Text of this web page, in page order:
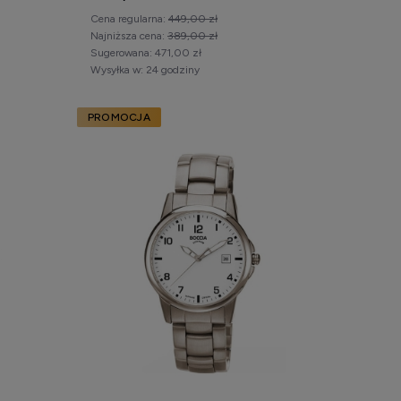
Cena regularna: 449,00 zł
Najniższa cena: 389,00 zł
Wysyłka w: 24 godziny
Sugerowana: 471,00 zł
PROMOCJA